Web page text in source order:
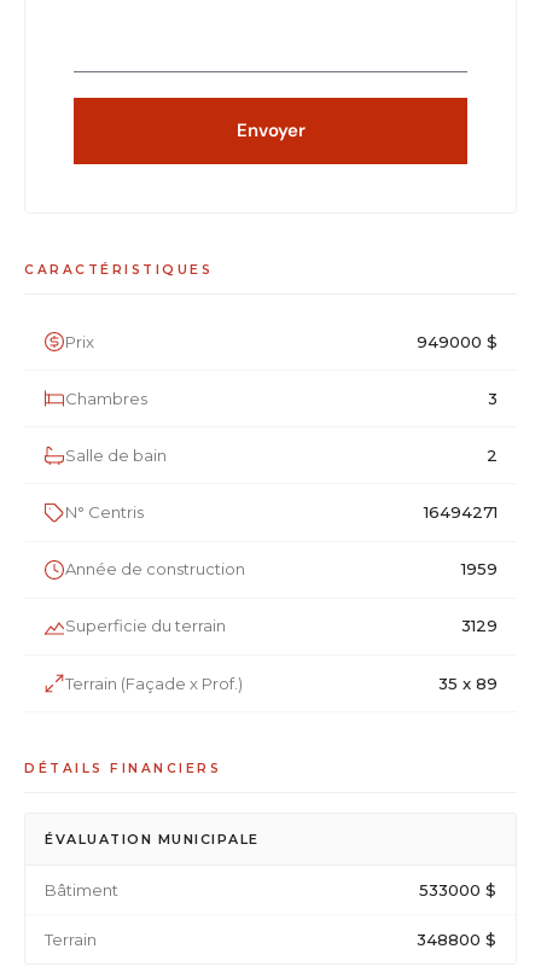
Envoyer
CARACTÉRISTIQUES
Prix 949000 $
Chambres 3
Salle de bain 2
N° Centris 16494271
Année de construction 1959
Superficie du terrain 3129
Terrain (Façade x Prof.) 35 x 89
DÉTAILS FINANCIERS
ÉVALUATION MUNICIPALE
Bâtiment 533000 $
Terrain 348800 $